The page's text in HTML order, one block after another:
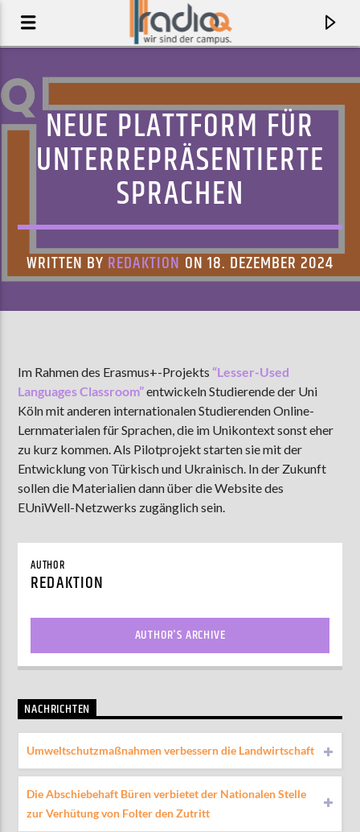
AKTUELLE SENDUNG
MOEBIUS
00:00 09:00
NEUE PLATTFORM FÜR
UNTERREPRÄSENTIERTE
SPRACHEN
WRITTEN BY REDAKTION ON 18. DEZEMBER 2024
Im Rahmen des Erasmus+-Projekts “Lesser-Used
Languages Classroom”entwickeln Studierende der Uni
Köln mit anderen internationalen Studierenden Online-
Lernmaterialen für Sprachen, die im Unikontext sonst eher
zu kurz kommen. Als Pilotprojekt starten sie mit der
Entwicklung von Türkisch und Ukrainisch. In der Zukunft
sollen die Materialien dann über die Website des
EUniWell-Netzwerks zugänglich sein.
AUTHOR
REDAKTION
AUTHOR'S ARCHIVE
NACHRICHTEN
Umweltschutzmaßnahmen verbessern die Landwirtschaft
Die Abschiebehaft Büren verbietet der Nationalen Stelle
zur Verhütung von Folter den Zutritt